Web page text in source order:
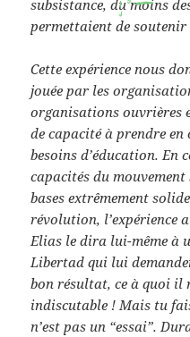
subsistance, du moins
permettaient de
Cette expérience nous
jouée par les
organisations ouvrières
de capacité à prendre en
besoins d’éducation. En
capacités du
bases extrêmement
révolution, l’expérience
Elias le dira lui-même à
Libertad qui lui
bon résultat, ce à quoi il
indiscutable ! Mais tu
n’est pas un “essai”.